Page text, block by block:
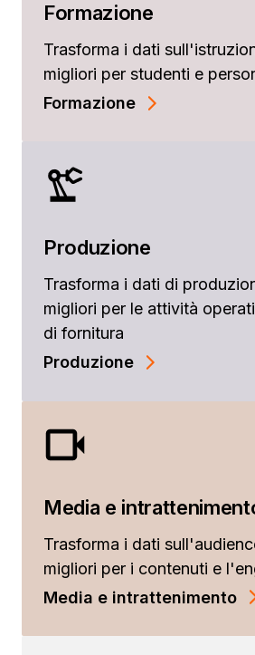
Formazione
Trasforma i dati
migliori per studenti e
Formazione
Produzione
Trasforma i dati di
migliori per le attività
di fornitura
Produzione
Media e
Trasforma i dati
migliori per i contenuti e
Media e intrattenimento